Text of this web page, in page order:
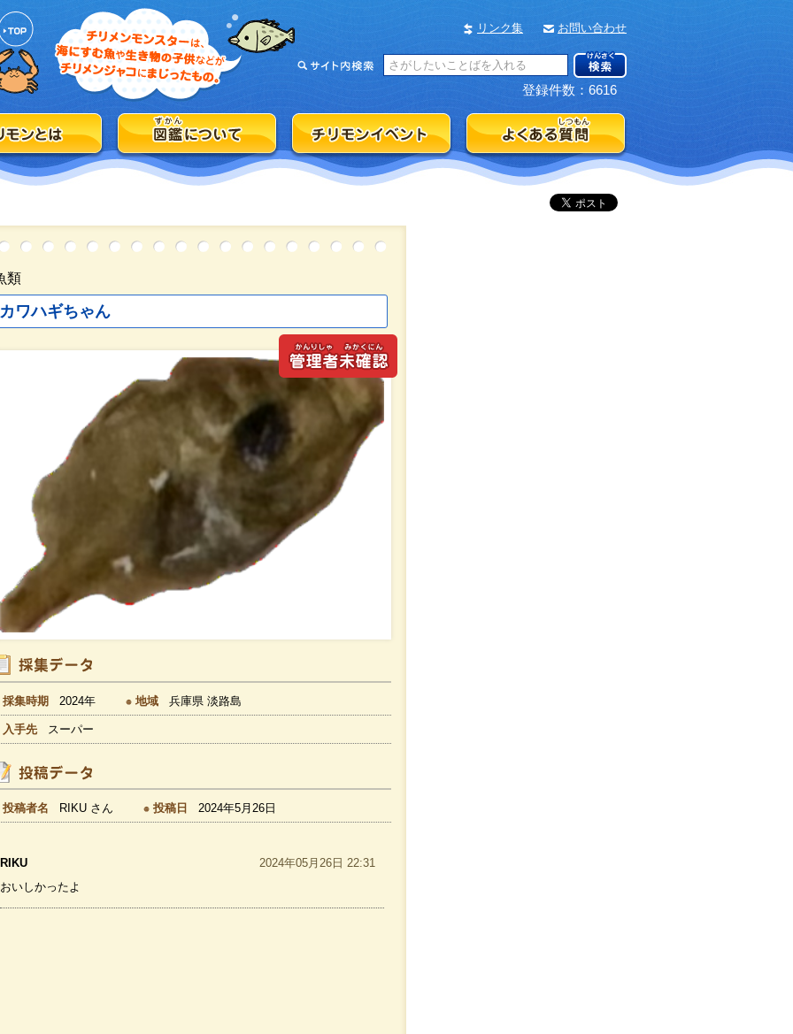
リンク集 お問い合わせ
登録件数：6616
類
カワハギちゃん
採集時期 2024年 地域 兵庫県 淡路島
入手先 スーパー
投稿者名 RIKU さん 投稿日 2024年5月26日
RIKU
2024年05月26日 22:31
おいしかったよ